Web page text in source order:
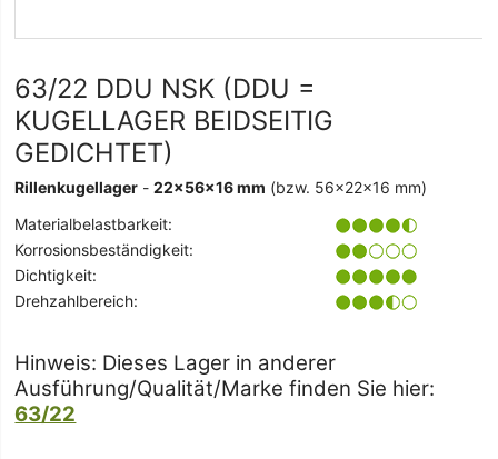
63/22 DDU NSK (DDU =
KUGELLAGER BEIDSEITIG
GEDICHTET)
Rillenkugellager -22x56x16 mm (bzw. 56x22x16 mm)
Materialbelastbarkeit:
Korrosionsbeständigkeit:
Dichtigkeit:
Drehzahlbereich:
Hinweis: Dieses Lager in anderer
Ausführung/Qualität/Marke finden Sie hier:
63/22